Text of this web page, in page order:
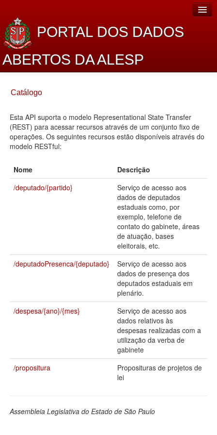
PORTAL DOS DADOS
ABERTOS DA ALESP
Sobre o projeto
Dados Abertos Alesp
Lei de Acesso à Informação
Planejamento
Catálogo de dados
Legislação
Perguntas frequentes
Catálogo
Esta API suporta o modelo Representational State Transfer
(REST) para acessar recursos através de um conjunto fixo de
operações. Os seguintes recursos estão disponíveis através do
modelo RESTful:
Nome
Descrição
/deputado/{partido}
Serviço de acesso aos
dados de deputados
estaduais como, por
exemplo, telefone de
contato do gabinete, áreas
de atuação, bases
eleitorais, etc.
/deputadoPresenca/{deputado}
Serviço de acesso aos
dados de presença dos
deputados estaduais em
plenário.
/despesa/{ano}/{mes}
Serviço de acesso aos
dados relativos às
despesas realizadas com a
utilização da verba de
gabinete
/propositura
Proposituras de projetos de
lei
Assembleia Legislativa do Estado de São Paulo